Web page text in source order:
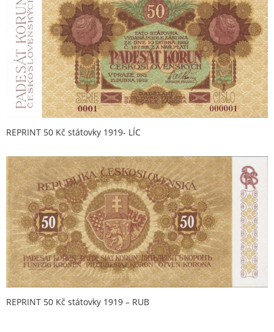
REPRINT 50 Kč státovky 1919- LÍC
REPRINT 50 Kč státovky 1919 – RUB